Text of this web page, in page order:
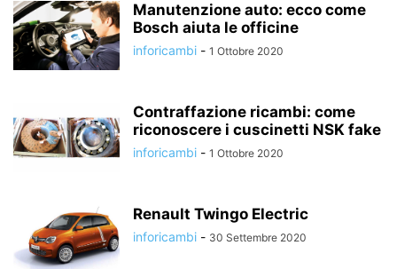
Manutenzione auto: ecco come
Bosch aiuta le officine
inforicambi - 1 Ottobre 2020
Contraffazione ricambi: come
riconoscere i cuscinetti NSK fake
inforicambi - 1 Ottobre 2020
Renault Twingo Electric
inforicambi - 30 Settembre 2020